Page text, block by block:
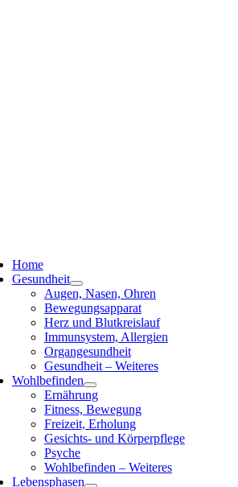
Home
Gesundheit
Augen, Nasen, Ohren
Bewegungsapparat
Herz und Blutkreislauf
Immunsystem, Allergien
Organgesundheit
Gesundheit – Weiteres
Wohlbefinden
Ernährung
Fitness, Bewegung
Freizeit, Erholung
Gesichts- und Körperpflege
Psyche
Wohlbefinden – Weiteres
Lebensphasen